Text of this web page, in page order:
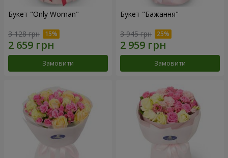
Букет "Only Woman"
3 128 грн
Замовити
Букет "Бажання"
3 945 грн
Замовити